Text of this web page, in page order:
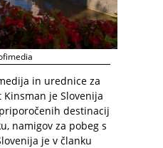
in urednice za
je Slovenija
destinacij
namigov za pobeg s
je v članku